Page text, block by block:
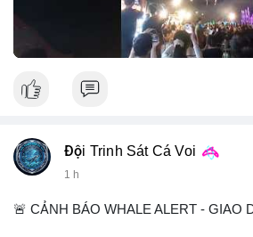
Đội Trinh Sát Cá Voi
1 h
🚨 CẢNH BÁO WHALE ALERT - GIAO